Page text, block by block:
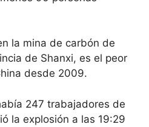
la mina de carbón de
de Shanxi, es el peor
desde 2009.
247 trabajadores de
la explosión a las 19:29